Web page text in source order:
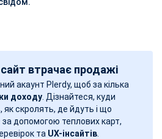
втрачає продажі
акаунт Plerdy, щоб за кілька
доходу . Дізнайтеся, куди
як скролять, де йдуть і що
допомогою теплових карт,
та UX-інсайтів